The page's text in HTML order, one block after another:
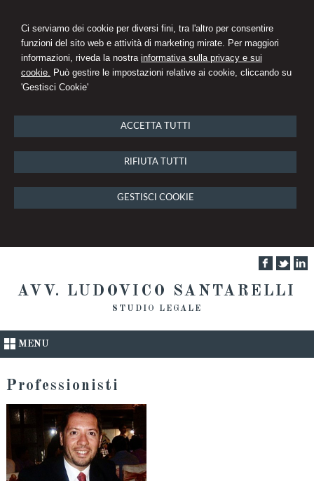
Ci serviamo dei cookie per diversi fini, tra l'altro per consentire
funzioni del sito web e attività di marketing mirate. Per maggiori
informazioni, riveda la nostra informativa sulla privacy e sui
cookie. Può gestire le impostazioni relative ai cookie, cliccando su
'Gestisci Cookie'
ACCETTA TUTTI
RIFIUTA TUTTI
GESTISCI COOKIE
AVV. LUDOVICO SANTARELLI
STUDIO LEGALE
MENU
Professionisti